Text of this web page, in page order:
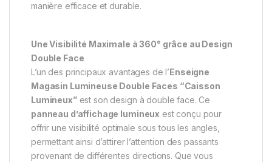
manière efficace et durable.
Une Visibilité Maximale à 360° grâce au Design
Double Face
L’un des principaux avantages de l’Enseigne
Magasin Lumineuse Double Faces “Caisson
Lumineux”est son design à double face. Ce
panneau d’affichage lumineux est conçu pour
offrir une visibilité optimale sous tous les angles,
permettant ainsi d’attirer l’attention des passants
provenant de différentes directions. Que vous